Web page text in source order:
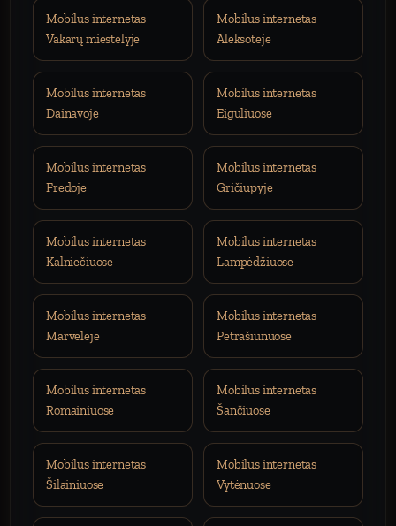
Mobilus internetas
Vakarų miestelyje
Mobilus internetas
Aleksoteje
Mobilus internetas
Dainavoje
Mobilus internetas
Eiguliuose
Mobilus internetas
Fredoje
Mobilus internetas
Gričiupyje
Mobilus internetas
Kalniečiuose
Mobilus internetas
Lampėdžiuose
Mobilus internetas
Marvelėje
Mobilus internetas
Petrašiūnuose
Mobilus internetas
Romainiuose
Mobilus internetas
Šančiuose
Mobilus internetas
Šilainiuose
Mobilus internetas
Vytėnuose